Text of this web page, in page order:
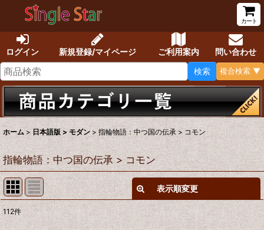
カート
ログイン 新規登録/マイページ ご利用案内
問い合わせ
検索
複合検索 ▼
ホーム > 日本語版 > モダン > 指輪物語：中つ国の伝承 > コモン
指輪物語：中つ国の伝承 > コモン
表示順変更
表示数
112件